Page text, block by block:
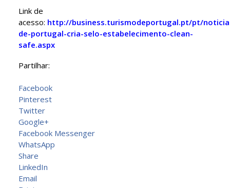
Link de
acesso: http://business.turismodeportugal.pt/pt/
de-portugal-cria-selo-estabelecimento-clean-
safe.aspx
Partilhar:
Facebook
Pinterest
Twitter
Google+
Facebook Messenger
WhatsApp
Share
LinkedIn
Email